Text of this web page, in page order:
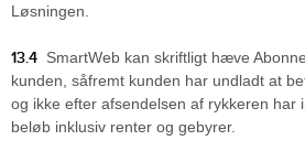
Løsningen.
13.4 SmartWeb kan skriftligt hæve
kunden, såfremt kunden har undladt at
og ikke efter afsendelsen af rykkeren har
beløb inklusiv renter og gebyrer.